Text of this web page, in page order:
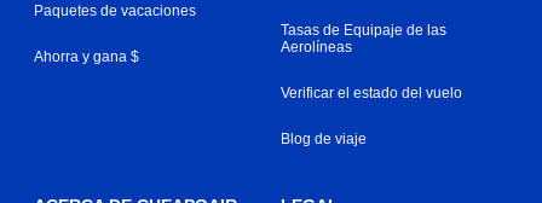
Paquetes de vacaciones
Ahorra y gana $
Tasas de Equipaje de las
Aerolíneas
Verificar el estado del vuelo
Blog de viaje